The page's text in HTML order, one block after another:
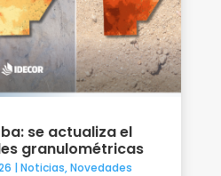
se actualiza el
granulométricas
| Noticias,Novedades